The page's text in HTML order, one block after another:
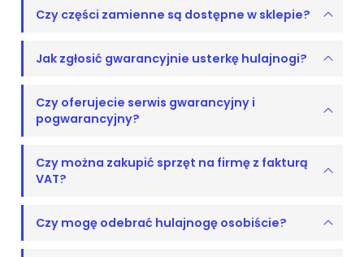
Czy części zamienne są dostępne w sklepie?
Jak zgłosić gwarancyjnie usterkę hulajnogi?
Czy oferujecie serwis gwarancyjny i
pogwarancyjny?
Czy można zakupić sprzęt na firmę z fakturą
VAT?
Czy mogę odebrać hulajnogę osobiście?